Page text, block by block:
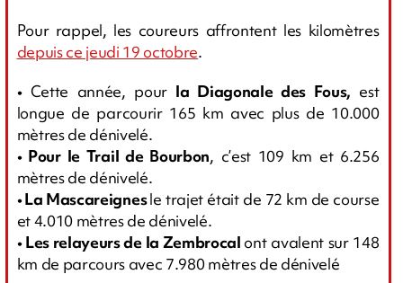
Pour rappel, les coureurs affrontent les kilomètres
depuis ce jeudi 19 octobre.
•Cette année, pour la Diagonale des Fous, est
longue de parcourir 165 km avec plus de 10.000
mètres de dénivelé.
• Pour le Trail de Bourbon, c’est 109 km et 6.256
mètres de dénivelé.
• La Mascareignesle trajet était de 72 km de course
et 4.010 mètres de dénivelé.
• Les relayeurs de la Zembrocal ont avalent sur 148
km de parcours avec 7.980 mètres de dénivelé